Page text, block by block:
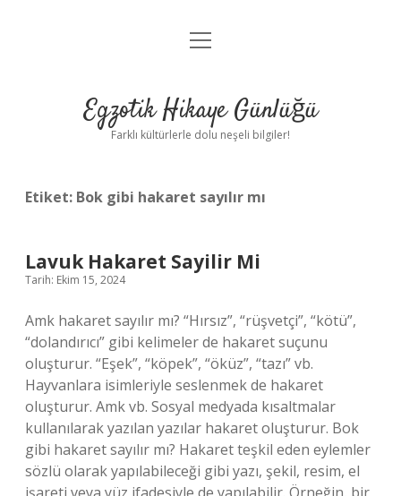
Anasayfa
Yasal Uyarı
menüyü
Egzotik Hikaye Günlüğü
Farklı kültürlerle dolu neşeli bilgiler!
Etiket: Bok gibi hakaret sayılır mı
Lavuk Hakaret Sayilir Mi
Tarih: Ekim 15, 2024
Amk hakaret sayılır mı? “Hırsız”, “rüşvetçi”, “kötü”,
“dolandırıcı” gibi kelimeler de hakaret suçunu
oluşturur. “Eşek”, “köpek”, “öküz”, “tazı” vb.
Hayvanlara isimleriyle seslenmek de hakaret
oluşturur. Amk vb. Sosyal medyada kısaltmalar
kullanılarak yazılan yazılar hakaret oluşturur. Bok
gibi hakaret sayılır mı? Hakaret teşkil eden eylemler
sözlü olarak yapılabileceği gibi yazı, şekil, resim, el